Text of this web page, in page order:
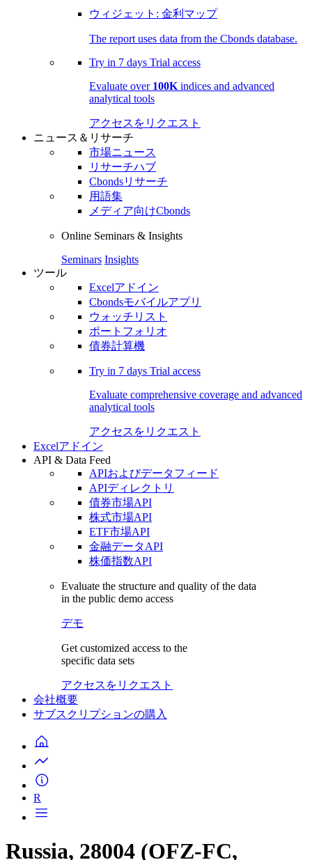
ウィジェット: 金利マップ
The report uses data from the Cbonds database.
Try in 7 days Trial access
Evaluate over 100K indices and advanced
analytical tools
アクセスをリクエスト
ニュース＆リサーチ
市場ニュース
リサーチハブ
Cbondsリサーチ
用語集
メディア向けCbonds
Online Seminars & Insights
Seminars Insights
ツール
Excelアドイン
Cbondsモバイルアプリ
ウォッチリスト
ポートフォリオ
債券計算機
Try in 7 days Trial access
Evaluate comprehensive coverage and advanced
analytical tools
アクセスをリクエスト
Excelアドイン
API & Data Feed
APIおよびデータフィード
APIディレクトリ
債券市場API
株式市場API
ETF市場API
金融データAPI
株価指数API
Evaluate the structure and quality of the data
in the public demo access
デモ
Get customized access to the
specific data sets
アクセスをリクエスト
会社概要
サブスクリプションの購入
R
Russia, 28004 (OFZ-FC,